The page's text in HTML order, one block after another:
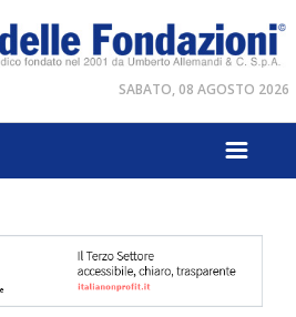
SABATO, 08 AGOSTO 2026